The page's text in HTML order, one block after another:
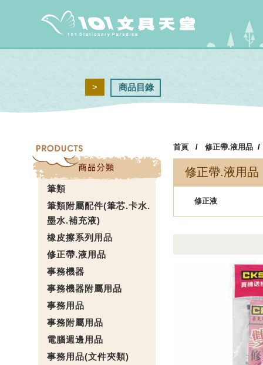
> 商品目錄
筆類
筆類附屬配件(筆芯.卡水.
墨水.補充液)
橡皮擦系列用品
修正帶.液用品
事務機器
事務機器附屬用品
事務用品
事務附屬用品
電腦週邊用品
事務用品(文件夾類)
首頁 / 修正帶.液用品
修正帶.液用品
修正液